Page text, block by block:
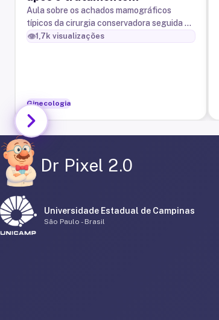
conservador do câncer de
mama
Aula sobre os achados mamográficos
típicos da cirurgia conservadora seguida de
radioterapia realizadas para o tratamento
👁️1,7k visualizações
Ginecologia
Dr Pixel 2.0
Universidade Estadual de Campinas
São Paulo - Brasil